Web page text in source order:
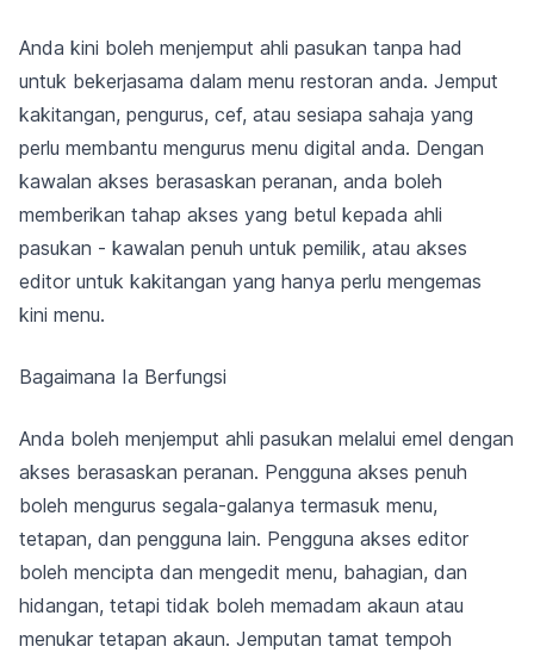
Anda kini boleh menjemput ahli pasukan tanpa had
untuk bekerjasama dalam menu restoran anda. Jemput
kakitangan, pengurus, cef, atau sesiapa sahaja yang
perlu membantu mengurus menu digital anda. Dengan
kawalan akses berasaskan peranan, anda boleh
memberikan tahap akses yang betul kepada ahli
pasukan - kawalan penuh untuk pemilik, atau akses
editor untuk kakitangan yang hanya perlu mengemas
kini menu.
Bagaimana Ia Berfungsi
Anda boleh menjemput ahli pasukan melalui emel dengan
akses berasaskan peranan. Pengguna akses penuh
boleh mengurus segala-galanya termasuk menu,
tetapan, dan pengguna lain. Pengguna akses editor
boleh mencipta dan mengedit menu, bahagian, dan
hidangan, tetapi tidak boleh memadam akaun atau
menukar tetapan akaun. Jemputan tamat tempoh